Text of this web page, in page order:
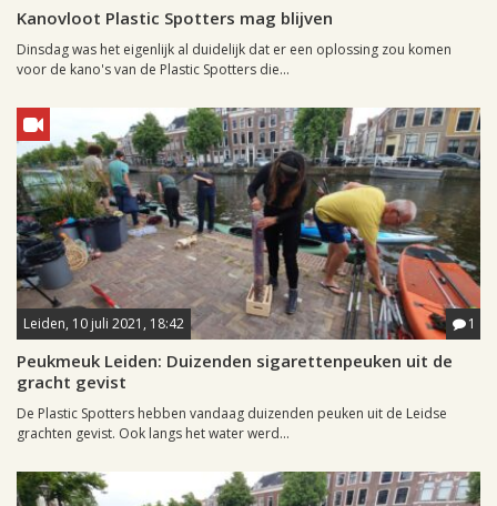
Kanovloot Plastic Spotters mag blijven
Dinsdag was het eigenlijk al duidelijk dat er een oplossing zou komen
voor de kano's van de Plastic Spotters die...
Leiden, 10 juli 2021, 18:42 1
Peukmeuk Leiden: Duizenden sigarettenpeuken uit de
gracht gevist
De Plastic Spotters hebben vandaag duizenden peuken uit de Leidse
grachten gevist. Ook langs het water werd...